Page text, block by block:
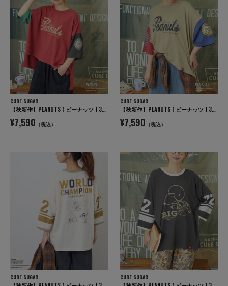
CUBE SUGAR
【秋新作】PEANUTS ( ピーナッツ ) 32/-スラブ天竺 配色 ワイド Tシャツ
¥7,590 （税込）
CUBE SUGAR
【秋新作】PEANUTS ( ピーナッツ ) 32/-スラブ天竺 配色 ワイド Tシャツ
¥7,590 （税込）
CUBE SUGAR CUBE SUGAR